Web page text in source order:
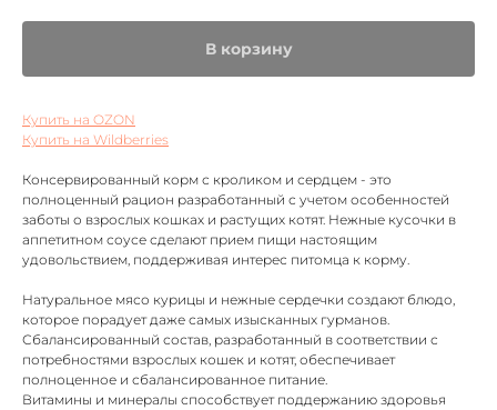
В корзину
Купить на OZON
Купить на Wildberries
Консервированный корм с кроликом и сердцем - это
полноценный рацион разработанный с учетом особенностей
заботы о взрослых кошках и растущих котят. Нежные кусочки в
аппетитном соусе сделают прием пищи настоящим
удовольствием, поддерживая интерес питомца к корму.
Натуральное мясо курицы и нежные сердечки создают блюдо,
которое порадует даже самых изысканных гурманов.
Сбалансированный состав, разработанный в соответствии с
потребностями взрослых кошек и котят, обеспечивает
полноценное и сбалансированное питание.
Витамины и минералы способствует поддержанию здоровья